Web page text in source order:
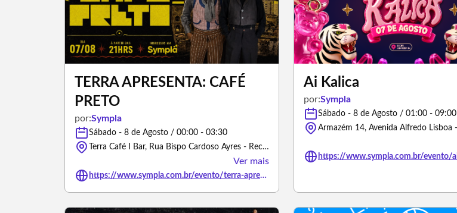
TERRA APRESENTA: CAFÉ
PRETO
por:Sympla
Sábado - 8 de Agosto / 00:00 - 03:30
Terra Café I Bar, Rua Bispo Cardoso Ayres - Recife/Pernambuco
Ver mais
https://www.sympla.com.br/evento/terra-apresenta-cafe-preto/3504318
Ai Kalica
por:Sympla
Sábado - 8 de Agosto / 01:00 - 09:00